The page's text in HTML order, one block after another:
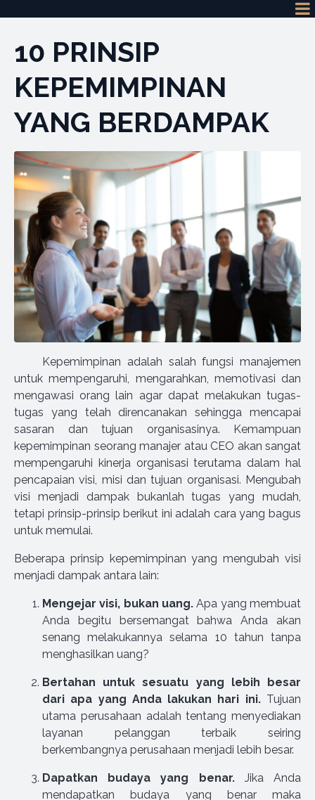
10 PRINSIP
KEPEMIMPINAN
YANG BERDAMPAK
Kepemimpinan adalah salah fungsi manajemen
untuk mempengaruhi, mengarahkan, memotivasi dan
mengawasi orang lain agar dapat melakukan tugas-
tugas yang telah direncanakan sehingga mencapai
sasaran dan tujuan organisasinya. Kemampuan
kepemimpinan seorang manajer atau CEO akan sangat
mempengaruhi kinerja organisasi terutama dalam hal
pencapaian visi, misi dan tujuan organisasi. Mengubah
visi menjadi dampak bukanlah tugas yang mudah,
tetapi prinsip-prinsip berikut ini adalah cara yang bagus
untuk memulai.
Beberapa prinsip kepemimpinan yang mengubah visi
menjadi dampak antara lain:
Mengejar visi, bukan uang. Apa yang membuat
Anda begitu bersemangat bahwa Anda akan
senang melakukannya selama 10 tahun tanpa
menghasilkan uang?
Bertahan untuk sesuatu yang lebih besar
dari apa yang Anda lakukan hari ini. Tujuan
utama perusahaan adalah tentang menyediakan
layanan pelanggan terbaik seiring
berkembangnya perusahaan menjadi lebih besar.
Dapatkan budaya yang benar.Jika Anda
mendapatkan budaya yang benar maka